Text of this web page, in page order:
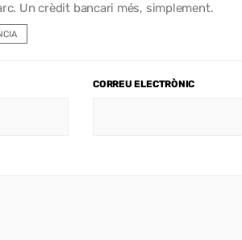
Un crèdit bancari més, simplement.
CORREU ELECTRÒNIC